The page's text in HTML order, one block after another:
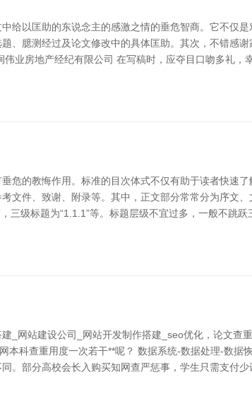
给以匡助的东说念主的感激之情的垂危智商。它不仅
、臆测经过及论文修改中的具体匡助。其次，不错感
业房地产经纪有限公司 在写稿时，应夺目口吻多礼，
危的教悔作用。标准的目次体式不仅有助于读者快速
文件、致谢、附录等。其中，正文部分常常分为序文
三级标题为“1.1.1”等。标题层级不宜过多，一般不跳跃
_网站建设公司_网站开发制作搭建_seo优化，论文
本科查重用度一次若干**呢？ 数据系统-数据处理-数
。部分高校会长入购买知网查严惩事，学生只需支付少